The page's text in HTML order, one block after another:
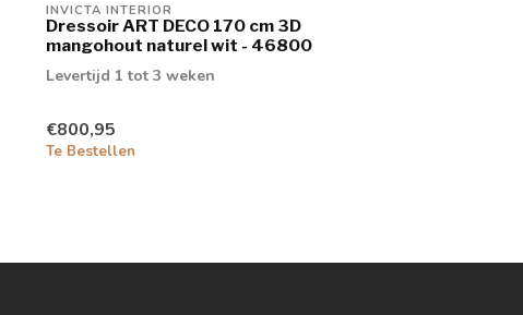
INVICTA INTERIOR
Dressoir ART DECO 170 cm 3D
mangohout naturel wit - 46800
Levertijd 1 tot 3 weken
€800,95
Te Bestellen